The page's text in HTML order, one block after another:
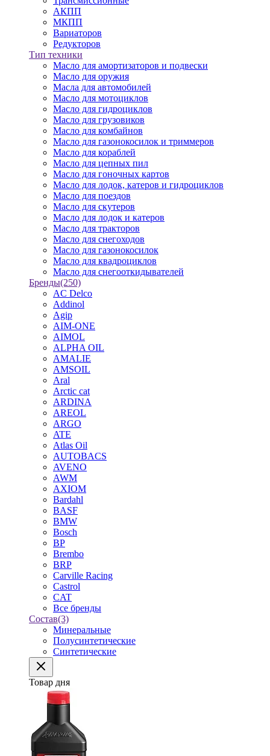
АКПП
МКПП
Вариаторов
Редукторов
Тип техники
Масло для амортизаторов и подвески
Масло для оружия
Масла для автомобилей
Масло для мотоциклов
Масло для гидроциклов
Масло для грузовиков
Масло для комбайнов
Масло для газонокосилок и триммеров
Масло для кораблей
Масло для цепных пил
Масло для гоночных картов
Масло для лодок, катеров и гидроциклов
Масло для поездов
Масло для скутеров
Масло для лодок и катеров
Масло для тракторов
Масло для снегоходов
Масло для газонокосилок
Масло для квадроциклов
Масло для снегооткидывателей
Бренды(250)
AC Delco
Addinol
Agip
AIM-ONE
AIMOL
ALPHA OIL
AMALIE
AMSOIL
Aral
Arctic cat
ARDINA
AREOL
ARGO
ATE
Atlas Oil
AUTOBACS
AVENO
AWM
AXIOM
Bardahl
BASF
BMW
Bosch
BP
Brembo
BRP
Carville Racing
Castrol
CAT
Все бренды
Состав(3)
Минеральные
Полусинтетические
Синтетические
Товар дня